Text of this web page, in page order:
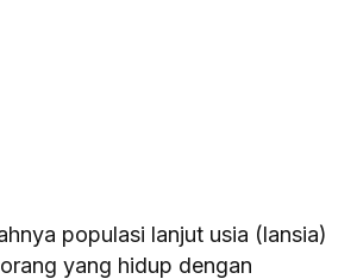
populasi lanjut usia (lansia)
yang hidup dengan